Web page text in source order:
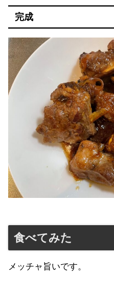
完成
食べてみた
メッチャ旨いです。